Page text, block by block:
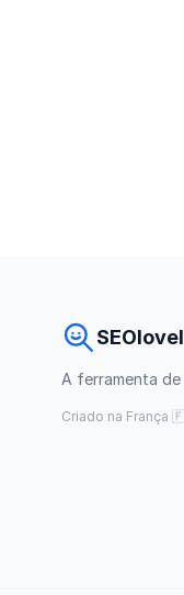
A ferramenta de
Criado na França